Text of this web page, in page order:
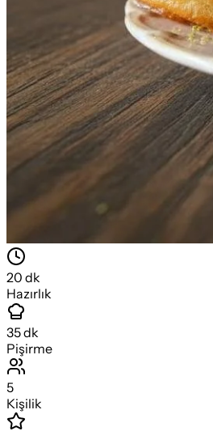
20 dk
Hazırlık
35dk
Pişirme
5
Kişilik